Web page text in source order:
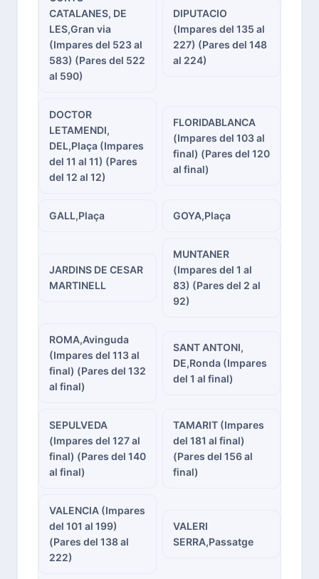
CATALANES, DE
LES,Gran via
(Impares del 523 al
583) (Pares del 522
al 590)
DIPUTACIO
(Impares del 135 al
227) (Pares del 148
al 224)
DOCTOR
LETAMENDI,
DEL,Plaça (Impares
del 11 al 11) (Pares
del 12 al 12)
FLORIDABLANCA
(Impares del 103 al
final) (Pares del 120
al final)
GALL,Plaça GOYA,Plaça
JARDINS DE CESAR
MARTINELL
MUNTANER
(Impares del 1 al
83) (Pares del 2 al
92)
ROMA,Avinguda
(Impares del 113 al
final) (Pares del 132
al final)
SANT ANTONI,
DE,Ronda (Impares
del 1 al final)
SEPULVEDA
(Impares del 127 al
final) (Pares del 140
al final)
TAMARIT (Impares
del 181 al final)
(Pares del 156 al
final)
VALENCIA (Impares
del 101 al 199)
(Pares del 138 al
222)
VALERI
SERRA,Passatge